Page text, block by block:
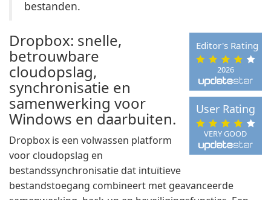
bestanden.
2026
Editor's Rating
VERY GOOD
User Rating
Dropbox: snelle,
betrouwbare
cloudopslag,
synchronisatie en
samenwerking voor
Windows en daarbuiten.
Dropbox is een volwassen platform
voor cloudopslag en
bestandssynchronisatie dat intuïtieve
bestandstoegang combineert met geavanceerde